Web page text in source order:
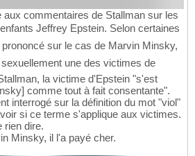
aux commentaires de Stallman sur les
Jeffrey Epstein. Selon certaines
prononcé sur le cas de Marvin Minsky,
une des victimes de
la victime d'Epstein "s'est
comme tout à fait consentante".
interrogé sur la définition du mot "viol"
si ce terme s'applique aux victimes.
rien dire.
Minsky, il l'a payé cher.